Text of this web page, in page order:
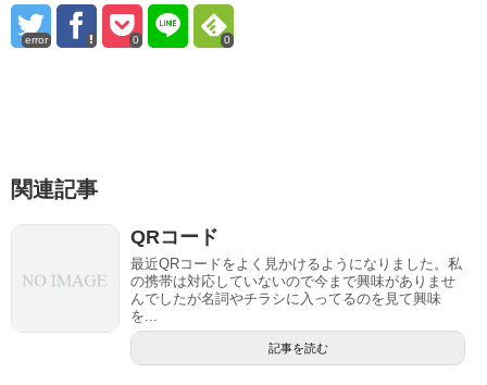
error 0 0
関連記事
QRコード
最近QRコードをよく見かけるようになりました。私
の携帯は対応していないので今まで興味がありませ
んでしたが名詞やチラシに入ってるのを見て興味
を...
記事を読む